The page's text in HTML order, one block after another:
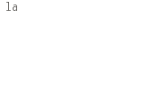
la